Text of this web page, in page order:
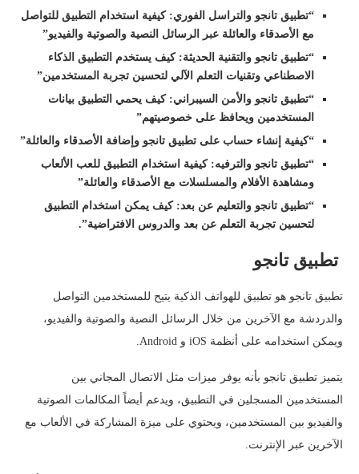
“تطبيق تانجو والتراسل الفوري: كيفية استخدام التطبيق للتواصل
مع الأصدقاء والعائلة عبر الرسائل النصية والصوتية والفيديو”
“تطبيق تانجو والتقنية الحديثة: كيف يستخدم التطبيق الذكاء
الاصطناعي وتقنيات التعلم الآلي لتحسين تجربة المستخدمين”
“تطبيق تانجو والأمن السيبراني: كيف يحمي التطبيق بيانات
المستخدمين ويحافظ على خصوصيتهم”
“كيفية إنشاء حساب على تطبيق تانجو وإضافة الأصدقاء والعائلة”
“تطبيق تانجو والترفيه: كيفية استخدام التطبيق للعب الألعاب
ومشاهدة الأفلام والمسلسلات مع الأصدقاء والعائلة”
“تطبيق تانجو والتعليم عن بعد: كيف يمكن استخدام التطبيق
لتحسين تجربة التعلم عن بعد والدروس الافتراضية”.
تطبيق تانجو
تطبيق تانجو هو تطبيق للهواتف الذكية يتيح للمستخدمين التواصل
والدردشة مع الآخرين من خلال الرسائل النصية والصوتية والفيديو،
ويمكن استخدامه على أنظمة iOS و Android.
يتميز تطبيق تانجو بأنه يوفر ميزات مثل الاتصال المجاني بين
المستخدمين المسجلين في التطبيق، ويدعم أيضاً المكالمات الصوتية
والفيديو بين المستخدمين، ويحتوي على ميزة المشاركة في الألعاب مع
الآخرين عبر الإنترنت.